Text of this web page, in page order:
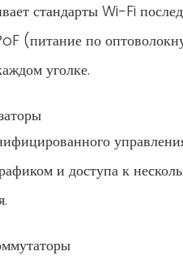
точке доступа или
стандарты Wi-Fi
(питание по
уголке.
и доступа к